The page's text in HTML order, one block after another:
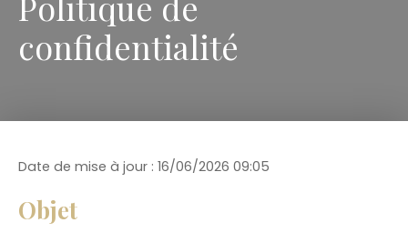
confidentialité
Date de mise à jour : 16/06/2026 09:05
Objet